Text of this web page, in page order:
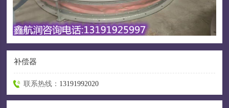
补偿器
联系热线： 13191992020